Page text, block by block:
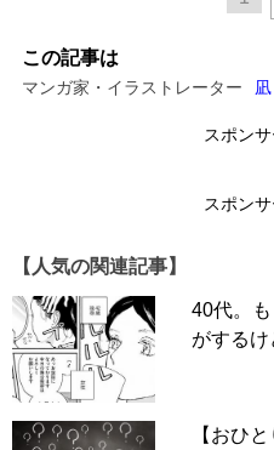
この記事は
マンガ家・イラストレーター 凪
スポン
スポン
【人気の関連記事】
40代。
がする
【おひ